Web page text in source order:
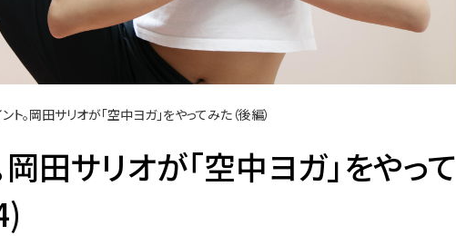
ト。岡田サリオが「空中ヨガ」をやってみた（後編）
田サリオが「空中ヨガ」をやって